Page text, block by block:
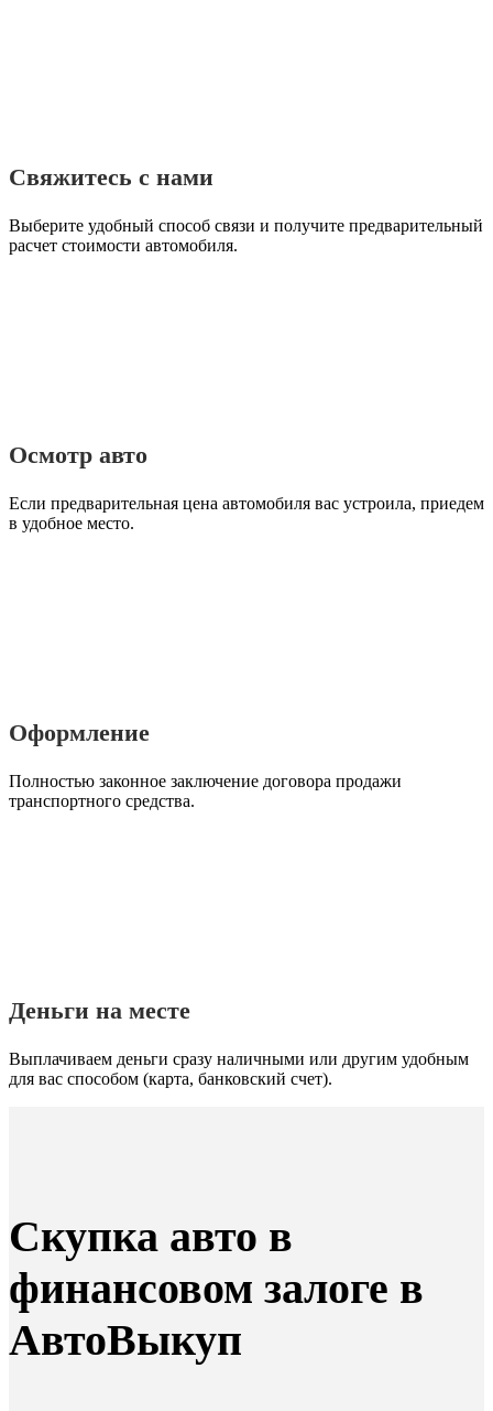
Свяжитесь с нами
Выберите удобный способ связи и получите предварительный
расчет стоимости автомобиля.
Осмотр авто
Если предварительная цена автомобиля вас устроила, приедем
в удобное место.
Оформление
Полностью законное заключение договора продажи
транспортного средства.
Деньги на месте
Выплачиваем деньги сразу наличными или другим удобным
для вас способом (карта, банковский счет).
Скупка авто в
финансовом залоге в
АвтоВыкуп